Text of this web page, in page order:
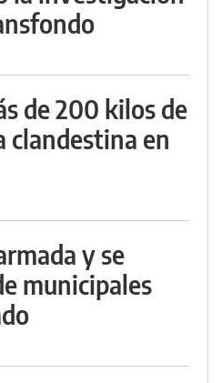
de 200 kilos de
clandestina en
y se
municipales